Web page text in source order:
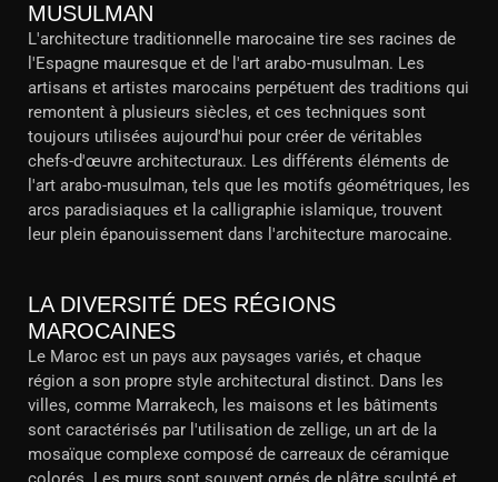
MUSULMAN
L'architecture traditionnelle marocaine tire ses racines de
l'Espagne mauresque et de l'art arabo-musulman. Les
artisans et artistes marocains perpétuent des traditions qui
remontent à plusieurs siècles, et ces techniques sont
toujours utilisées aujourd'hui pour créer de véritables
chefs-d'œuvre architecturaux. Les différents éléments de
l'art arabo-musulman, tels que les motifs géométriques, les
arcs paradisiaques et la calligraphie islamique, trouvent
leur plein épanouissement dans l'architecture marocaine.
LA DIVERSITÉ DES RÉGIONS
MAROCAINES
Le Maroc est un pays aux paysages variés, et chaque
région a son propre style architectural distinct. Dans les
villes, comme Marrakech, les maisons et les bâtiments
sont caractérisés par l'utilisation de zellige, un art de la
mosaïque complexe composé de carreaux de céramique